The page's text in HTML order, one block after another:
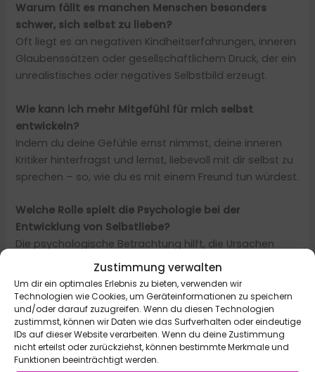
Zustimmung verwalten
Um dir ein optimales Erlebnis zu bieten, verwenden wir
Technologien wie Cookies, um Geräteinformationen zu speichern
und/oder darauf zuzugreifen. Wenn du diesen Technologien
zustimmst, können wir Daten wie das Surfverhalten oder eindeutige
IDs auf dieser Website verarbeiten. Wenn du deine Zustimmung
nicht erteilst oder zurückziehst, können bestimmte Merkmale und
Funktionen beeinträchtigt werden.
Warum fällt es manchen Menschen besonders
schwer, sich selbst zu lieben?
Oft liegt es an negativen Kindheitserfahrungen, inneren
Glaubenssätzen oder gesellschaftlichem Druck, der ein
unrealistisches oder negatives Selbstbild erzeugt.
Wie kann ich mehr Mitgefühl für mich selbst
entwickeln?
Indem du deine Gefühle ernst nimmst, deine inneren
Kritiker hinterfragst und lernst, liebevoll mit dir selbst zu
sprechen – so, wie du es mit einem Freund tun würdest.
Welche Rolle spielt die Psychologie bei der
Entwicklung von Selbstliebe?
Die psychologische Betrachtung hilft, die Ursachen
fehlender Selbstachtung zu verstehen, innere
Blockaden zu erkennen und Strategien zu entwickeln,
um sich selbst wieder näherzukommen.
Autor